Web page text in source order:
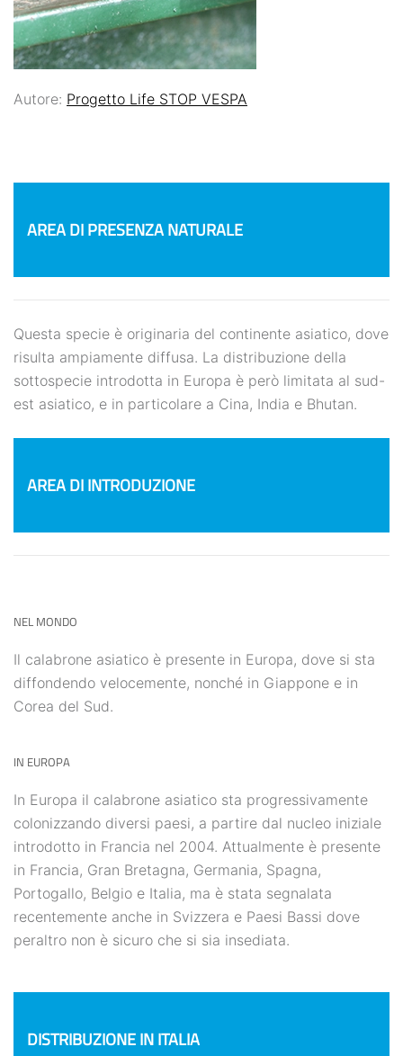
Autore: Progetto Life STOP VESPA
AREA DI PRESENZA NATURALE
Questa specie è originaria del continente asiatico, dove
risulta ampiamente diffusa. La distribuzione della
sottospecie introdotta in Europa è però limitata al sud-
est asiatico, e in particolare a Cina, India e Bhutan.
AREA DI INTRODUZIONE
NEL MONDO
Il calabrone asiatico è presente in Europa, dove si sta
diffondendo velocemente, nonché in Giappone e in
Corea del Sud.
IN EUROPA
In Europa il calabrone asiatico sta progressivamente
colonizzando diversi paesi, a partire dal nucleo iniziale
introdotto in Francia nel 2004. Attualmente è presente
in Francia, Gran Bretagna, Germania, Spagna,
Portogallo, Belgio e Italia, ma è stata segnalata
recentemente anche in Svizzera e Paesi Bassi dove
peraltro non è sicuro che si sia insediata.
DISTRIBUZIONE IN ITALIA